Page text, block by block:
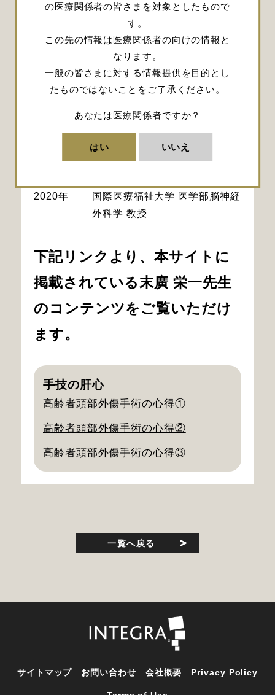
の医療関係者の皆さまを対象としたもので
す。
この先の情報は医療関係者の向けの情報と
なります。
一般の皆さまに対する情報提供を目的とし
たものではないことをご了承ください。
あなたは医療関係者ですか？
はい いいえ
2005年
岩国市医療センター医師会病院
脳神経外科
2006年
済生会山口総合病院 脳神経外科
山口大学医学部附属病院 脳神経
外科 医局長
2010年
健和会大手町病院 脳神経外科
部長
外科 病棟医長
2016年
山口大学医学部附属病院 先進救
2020年
国際医療福祉大学 医学部脳神経
外科学 教授
下記リンクより、本サイトに
掲載されている末廣 栄一先生
のコンテンツをご覧いただけ
ます。
手技の肝心
高齢者頭部外傷手術の心得①
高齢者頭部外傷手術の心得②
高齢者頭部外傷手術の心得③
一覧へ戻る
サイトマップ お問い合わせ 会社概要 Privacy Policy